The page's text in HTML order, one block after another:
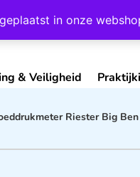
in onze
& Veiligheid
Riester Big Ben